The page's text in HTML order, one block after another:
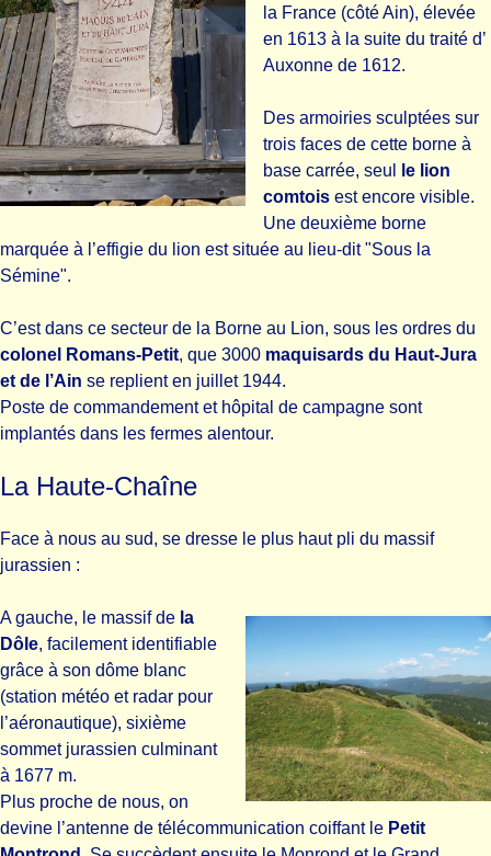
la France (côté Ain), élevée
en 1613 à la suite du traité d’
Auxonne de 1612.
Des armoiries sculptées sur
trois faces de cette borne à
base carrée, seul
le lion
comtois est encore visible.
Une deuxième borne
marquée à l’effigie du lion est située au lieu-dit "Sous la
Sémine".
C’est dans ce secteur de la Borne au Lion, sous les ordres du
colonel Romans-Petit, que 3000 maquisards du Haut-Jura
et de l’Ain se replient en juillet 1944.
Poste de commandement et hôpital de campagne sont
implantés dans les fermes alentour.
La Haute-Chaîne
Face à nous au sud, se dresse le plus haut pli du massif
jurassien :
A gauche, le massif de la
Dôle, facilement identifiable
grâce à son dôme blanc
(station météo et radar pour
l’aéronautique), sixième
sommet jurassien culminant
à 1677 m.
Plus proche de nous, on
devine l’antenne de télécommunication coiffant le Petit